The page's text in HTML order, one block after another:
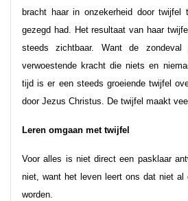
bracht haar in onzekerheid door
gezegd had. Het resultaat van haar
steeds zichtbaar. Want de
verwoestende kracht die niets en
tijd is er een steeds groeiende twijfel
door Jezus Christus. De twijfel maakt
Leren omgaan met twijfel
Voor alles is niet direct een pasklaar
niet, want het leven leert ons dat niet al
worden.